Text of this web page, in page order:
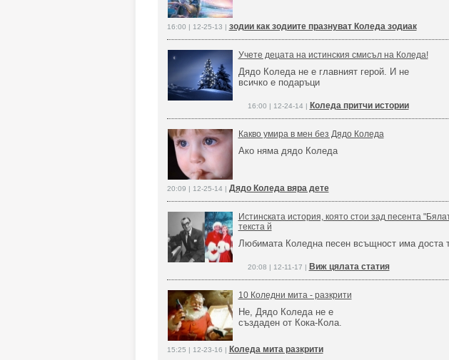
16:00 | 12-25-13 | зодии как зодиите празнуват Коледа зодиак
Учете децата на истинския смисъл на Коледа!
Дядо Коледа не е главният герой. И не
всичко е подаръци
16:00 | 12-24-14 | Коледа притчи истории
Какво умира в мен без Дядо Коледа
Ако няма дядо Коледа
20:09 | 12-25-14 | Дядо Коледа вяра дете
Истинската история, която стои зад песента
текста й
Любимата Коледна песен всъщност има доста
20:08 | 12-11-17 | Виж цялата статия
10 Коледни мита - разкрити
Не, Дядо Коледа не е
създаден от Кока-Кола.
15:25 | 12-23-16 | Коледа мита разкрити